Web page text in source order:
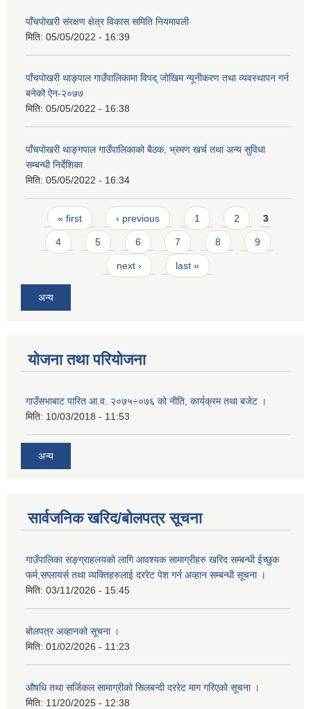
पाँचपोखरी संरक्षण क्षेत्र विकास समिति नियमावली
मिति: 05/05/2022 - 16:39
पाँचपोखरी थाङ्पाल गाउँपालिकामा विपद् जोखिम न्यूनीकरण तथा व्यवस्थापन गर्न
बनेको ऐन-२०७७
मिति: 05/05/2022 - 16:38
पाँचपोखरी थाङ्गपाल गाउँपालिकाको बैठक, भ्रमण खर्च तथा अन्य सुविधा
सम्बन्धी निर्देशिका
मिति: 05/05/2022 - 16:34
Pages
« first ‹ previous 1 2 3
4 5 6 7 8 9
next › last »
अन्य
योजना तथा परियोजना
गाउँसभाबाट पारित आ.व. २०७५÷०७६ को नीति, कार्यक्रम तथा बजेट ।
मिति: 10/03/2018 - 11:53
अन्य
सार्वजनिक खरिद/बोलपत्र सूचना
गाउँपालिका सङ्ग्राहलयको लागि आवश्यक सामाग्रीहरु खरिद सम्बन्धी ईच्छुक
फर्म,सप्लायर्स तथा व्यक्तिहरुलाई दररेट पेश गर्न अव्हान सम्बन्धी सूचना ।
मिति: 03/11/2026 - 15:45
बोलपत्र अव्हानको सूचना ।
मिति: 01/02/2026 - 11:23
औषधि तथा सर्जिकल सामाग्रीको सिलबन्दी दररेट माग गरिएको सूचना ।
मिति: 11/20/2025 - 12:38